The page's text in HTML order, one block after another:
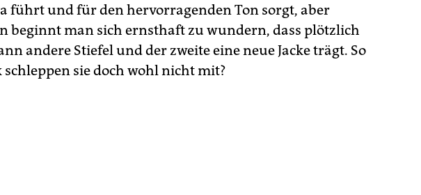
führt und für den hervorragenden Ton sorgt, aber
beginnt man sich ernsthaft zu wundern, dass plötzlich
andere Stiefel und der zweite eine neue Jacke trägt. So
schleppen sie doch wohl nicht mit?